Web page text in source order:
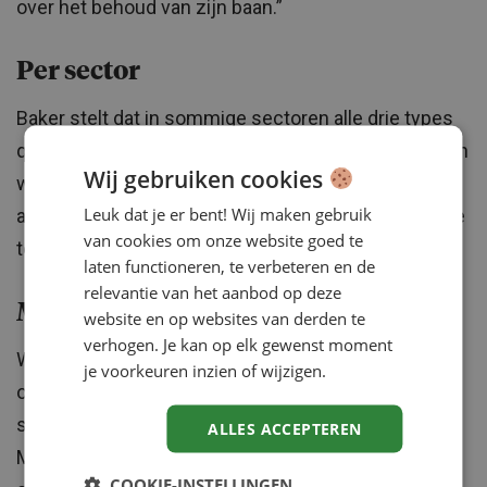
over het behoud van zijn baan.”
Per sector
Baker stelt dat in sommige sectoren alle drie types
qua werkethiek te vinden zijn. “De ene leraar ziet zijn
werk bijvoorbeeld vooral als baan terwijl het voor de
andere een roeping is. Een ander werkt om promotie
te maken.”
MBA
Wel ziet Baker in bepaalde gevallen een duidelijkere
oriëntatie. “Het is bijvoorbeeld lastig om een MBA-
student te vinden die baangericht is. De meeste
MBA-studenten hebben een sterke focus op hun
Wij gebruiken cookies
Leuk dat je er bent! Wij maken gebruik
van cookies om onze website goed te
laten functioneren, te verbeteren en de
relevantie van het aanbod op deze
website en op websites van derden te
verhogen. Je kan op elk gewenst moment
je voorkeuren inzien of wijzigen.
ALLES ACCEPTEREN